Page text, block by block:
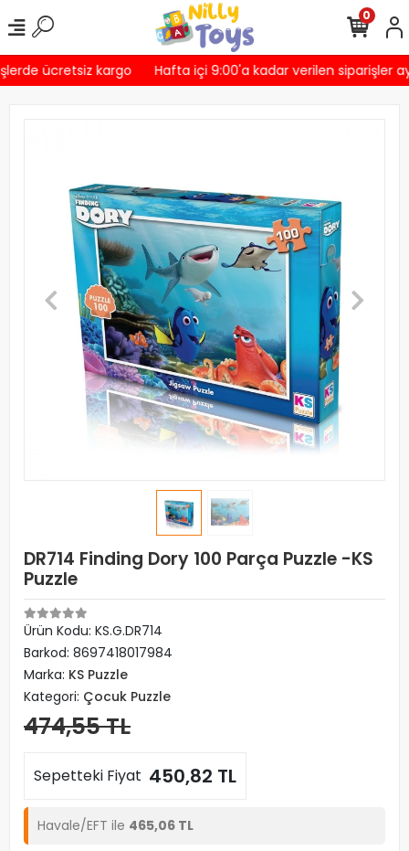
ücretsiz kargo Hafta içi 9:00'a kadar verilen siparişler
0
DR714 Finding Dory 100 Parça Puzzle -KS
Puzzle
Ürün Kodu: KS.G.DR714
Barkod: 8697418017984
Marka: KS Puzzle
Kategori: Çocuk Puzzle
474,55 TL
Sepetteki Fiyat 450,82 TL
Havale/EFT ile 465,06 TL